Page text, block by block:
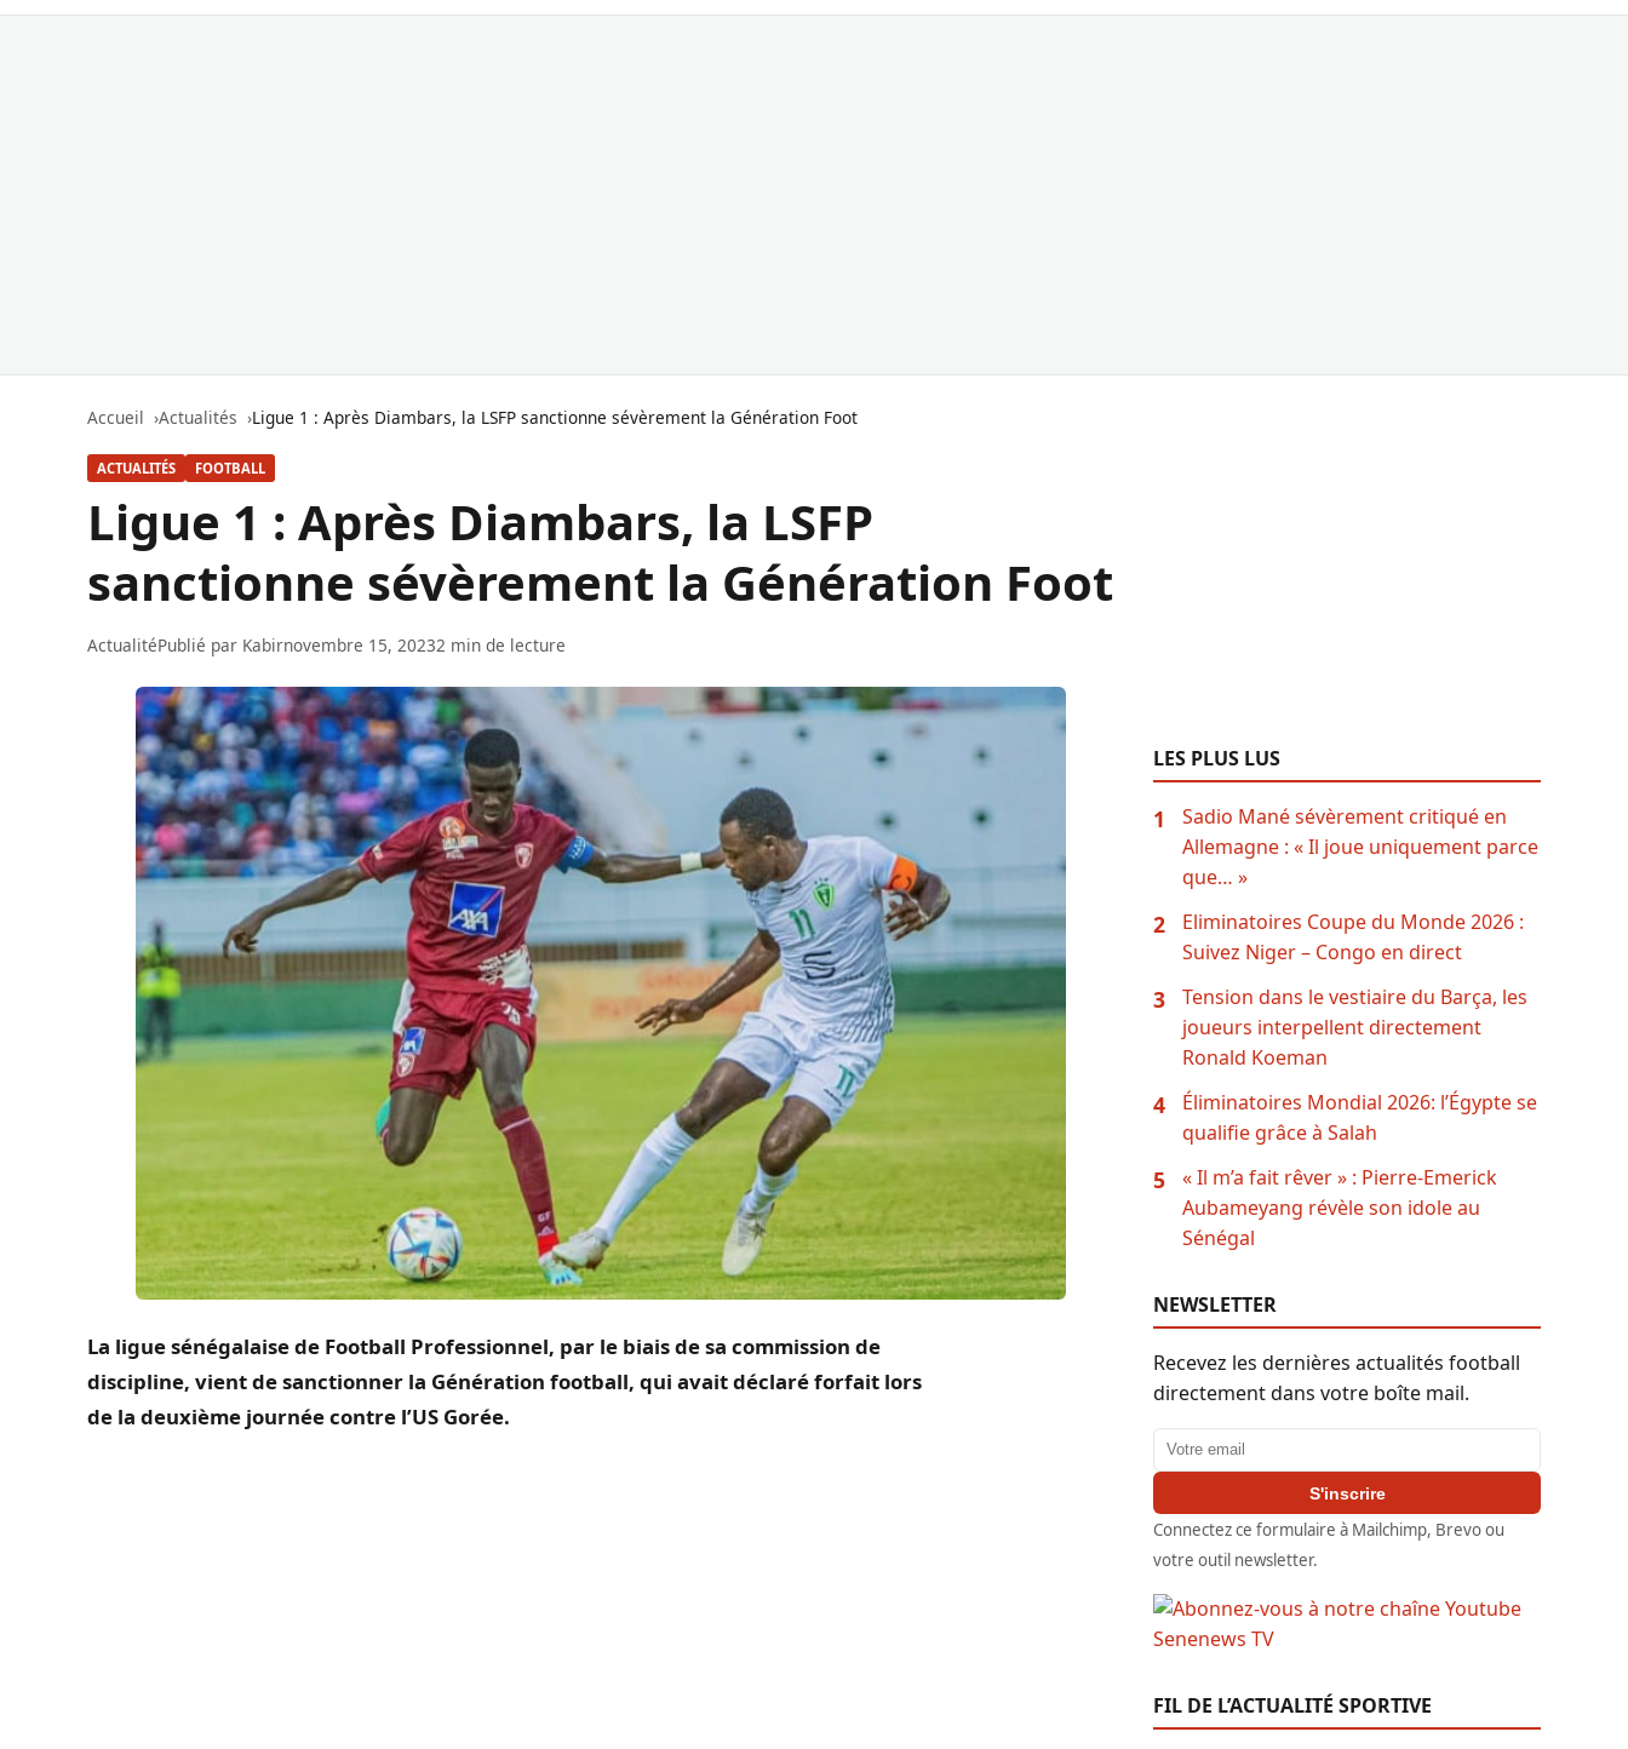
Accueil Actualités Ligue 1 : Après Diambars, la LSFP sanctionne sévèrement la Génération Foot
ACTUALITÉS FOOTBALL
Ligue 1 : Après Diambars, la LSFP
sanctionne sévèrement la Génération Foot
ActualitéPublié par Kabirnovembre 15, 20232 min de lecture
La ligue sénégalaise de Football Professionnel, par le biais de sa commission de
discipline, vient de sanctionner la Génération football, qui avait déclaré forfait lors
de la deuxième journée contre l’US Gorée.
LES PLUS LUS
1
Sadio Mané sévèrement critiqué en
Allemagne : « Il joue uniquement parce
que… »
2
Eliminatoires Coupe du Monde 2026 :
Suivez Niger – Congo en direct
3
Tension dans le vestiaire du Barça, les
joueurs interpellent directement
Ronald Koeman
4
Éliminatoires Mondial 2026: l’Égypte se
qualifie grâce à Salah
5
« Il m’a fait rêver » : Pierre-Emerick
Aubameyang révèle son idole au
Sénégal
NEWSLETTER
Recevez les dernières actualités football
directement dans votre boîte mail.
Adresse email
S'inscrire
Connectez ce formulaire à Mailchimp, Brevo ou
votre outil newsletter.
FIL DE L’ACTUALITÉ SPORTIVE